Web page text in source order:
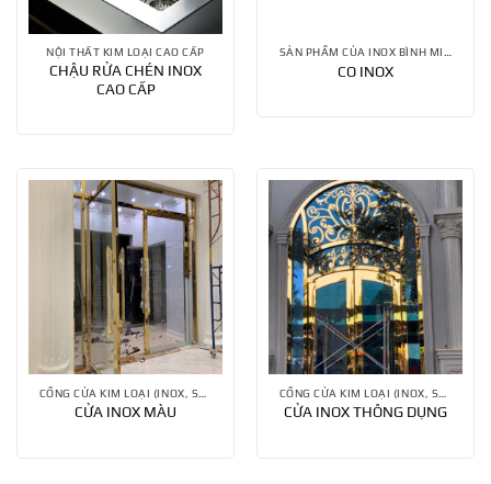
NỘI THẤT KIM LOẠI CAO CẤP
CHẬU RỬA CHÉN INOX
CAO CẤP
CO INOX
CỬA INOX MÀU CỬA INOX THÔNG DỤNG